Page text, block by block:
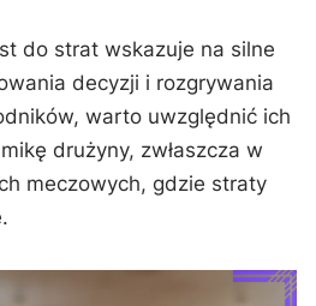
do strat wskazuje na silne
decyzji i rozgrywania
warto uwzględnić ich
drużyny, zwłaszcza w
meczowych, gdzie straty